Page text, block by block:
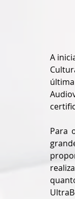
A
Para